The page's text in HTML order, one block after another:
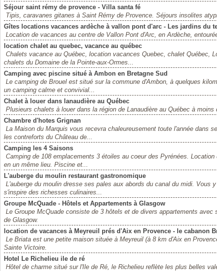
Séjour saint rémy de provence - Villa santa fé
Tipis, caravanes gitanes à Saint Rémy de Provence. Séjours insolites
Gîtes locations vacances ardèche à vallon pont d'arc - Les jardins du
Location de vacances au centre de Vallon Pont d'Arc, en Ardèche,
location chalet au quebec, vacance au québec
Chalets vacance au Québec, location vacances Quebec, chalet Québec,
chalets du Domaine de la Pointe-aux-Ormes...
Camping avec piscine situé à Ambon en Bretagne Sud
Le camping de Brouel est situé sur la commune d'Ambon, à quelques
un camping calme et convivial...
Chalet à louer dans lanaudière au Québec
Plusieurs chalets à louer dans la région de Lanaudière au Québec à
Chambre d'hotes Grignan
La Maison du Marquis vous recevra chaleureusement toute l'année dans
les contreforts du Château de...
Camping les 4 Saisons
Camping de 108 emplacements 3 étoiles au coeur des Pyrénées.
en un même lieu. Piscine et...
L'auberge du moulin restaurant gastronomique
L'auberge du moulin dresse ses pales aux abords du canal du midi. Vous
s'inspire des richesses culinaires...
Groupe McQuade - Hôtels et Appartements à Glasgow
Le Groupe McQuade consiste de 3 hôtels et de divers appartements
de Glasgow.
location de vacances à Meyreuil prés d'Aix en Provence - le cabanon
Le Briata est une petite maison située à Meyreuil (à 8 km d'Aix en
Sainte Victoire.
Hotel Le Richelieu ile de ré
Hôtel de charme situé sur l'Ile de Ré, le Richelieu reflète les plus belles